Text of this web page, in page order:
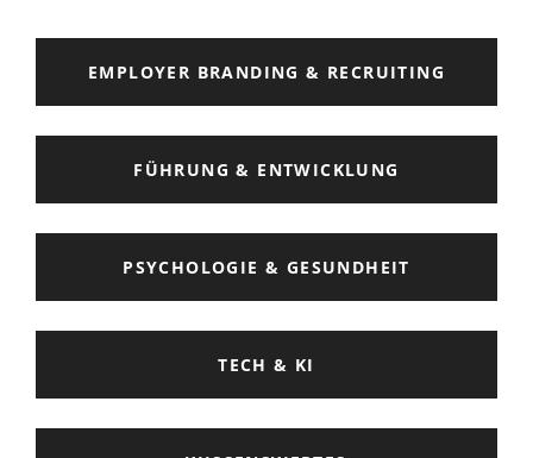
EMPLOYER BRANDING & RECRUITING
FÜHRUNG & ENTWICKLUNG
PSYCHOLOGIE & GESUNDHEIT
TECH & KI